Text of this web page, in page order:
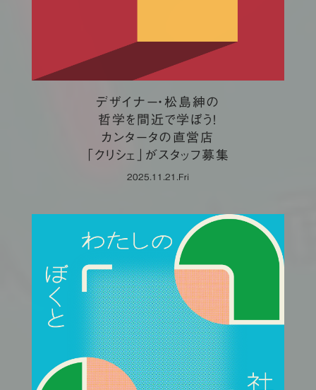
デザイナー・松島紳の
哲学を間近で学ぼう！
カンタータの直営店
「クリシェ」がスタッフ募集
2025.11.21.Fri